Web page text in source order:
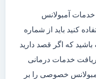
خدمات آمبولانس
کنید باید از شماره
باشید که اگر قصد دارید
خدمات درمانی
خصوصی را بر